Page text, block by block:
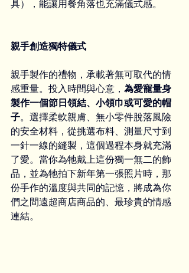
具），能讓用餐角落也充滿儀式感。
親手創造獨特儀式
親手製作的禮物，承載著無可取代的情
感重量。投入時間與心意， 為愛寵量身
製作一個節日領結、小領巾或可愛的帽
子。選擇柔軟親膚、無小零件脫落風險
的安全材料，從挑選布料、測量尺寸到
一針一線的縫製，這個過程本身就充滿
了愛。當你為牠戴上這份獨一無二的飾
品，並為牠拍下新年第一張照片時，那
份手作的溫度與共同的記憶，將成為你
們之間遠超商店商品的、最珍貴的情感
連結。